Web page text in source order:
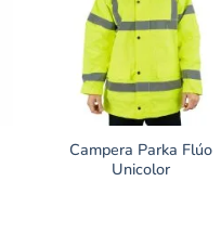
Campera Parka Flúo
Unicolor